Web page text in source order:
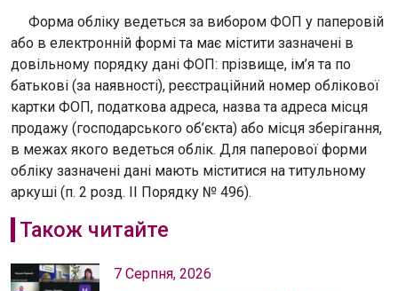
Форма обліку ведеться за вибором ФОП у паперовій
або в електронній формі та має містити зазначені в
довільному порядку дані ФОП: прізвище, ім’я та по
батькові (за наявності), реєстраційний номер облікової
картки ФОП, податкова адреса, назва та адреса місця
продажу (господарського об’єкта) або місця зберігання,
в межах якого ведеться облік. Для паперової форми
обліку зазначені дані мають міститися на титульному
аркуші (п. 2 розд. II Порядку № 496).
Також читайте
7 Серпня, 2026